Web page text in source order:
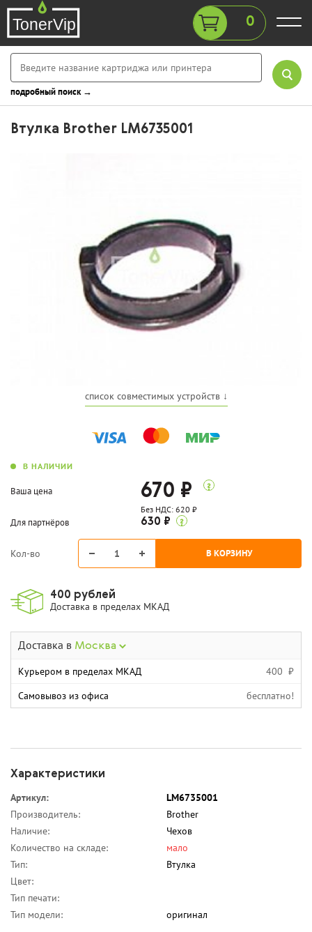
0
подробный поиск →
Втулка Brother LM6735001
список совместимых устройств ↓
В НАЛИЧИИ
Ваша цена 670 ₽
Без НДС: 620 ₽
Для партнёров 630 ₽
Кол-во
400 рублей
Доставка в пределах МКАД
Доставка в Москва
Курьером в пределах МКАД
400 ₽
Самовывоз из офиса
бесплатно!
Характеристики
Артикул:
LM6735001
Производитель:
Brother
Наличие:
Чехов
Количество на складе:
мало
Тип:
Втулка
Цвет:
Тип печати:
Тип модели:
оригинал